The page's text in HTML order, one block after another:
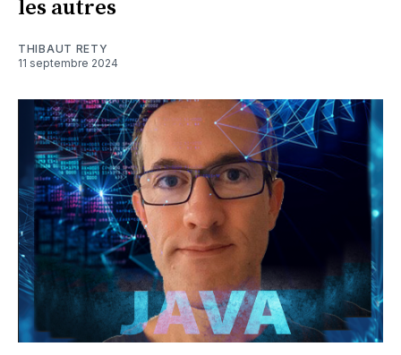
les autres
THIBAUT RETY
11 septembre 2024